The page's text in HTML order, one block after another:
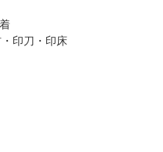
印刀・印床